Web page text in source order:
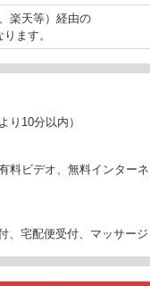
楽天等）経由の
ます。
り10分以内）
料ビデオ、無料インターネ
、宅配便受付、マッサージ